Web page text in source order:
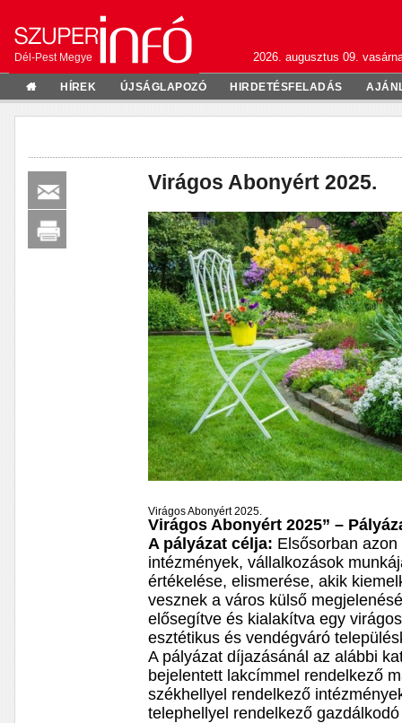
Dél-Pest Megye 2026. augusztus 09.
HÍREK ÚJSÁGLAPOZÓ HIRDETÉSFELADÁS
Virágos Abonyért 2025.
Virágos Abonyért 2025.
Virágos Abonyért 2025” –
A pályázat célja: Elsősorban
intézmények, vállalkozások
értékelése, elismerése, akik
vesznek a város külső
elősegítve és kialakítva egy
esztétikus és vendégváró
A pályázat díjazásánál az alábbi
bejelentett lakcímmel rendelkező
székhellyel rendelkező
telephellyel rendelkező